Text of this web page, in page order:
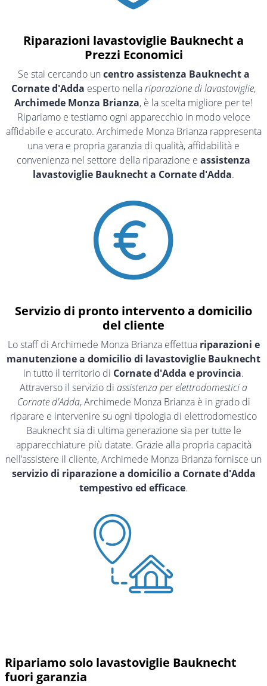
Riparazioni lavastoviglie Bauknecht a
Prezzi Economici
Se stai cercando un centro assistenza Bauknecht a
Cornate d'Adda esperto nellariparazione di lavastoviglie,
Archimede Monza Brianza, è la scelta migliore per te!
Ripariamo e testiamo ogni apparecchio in modo veloce
affidabile e accurato. Archimede Monza Brianza rappresenta
una vera e propria garanzia di qualità, affidabilità e
convenienza nel settore della riparazione e assistenza
lavastoviglie Bauknecht a Cornate d'Adda.
Servizio di pronto intervento a domicilio
del cliente
Lo staff di Archimede Monza Brianza effettua riparazioni e
manutenzione a domicilio di lavastoviglie Bauknecht
in tutto il territorio di Cornate d'Adda e provincia.
Attraverso il servizio di assistenza per elettrodomestici a
Cornate d'Adda, Archimede Monza Brianza è in grado di
riparare e intervenire su ogni tipologia di elettrodomestico
Bauknecht sia di ultima generazione sia per tutte le
apparecchiature più datate. Grazie alla propria capacità
nell’assistere il cliente, Archimede Monza Brianza fornisce un
servizio di riparazione a domicilio a Cornate d'Adda
tempestivo ed efficace.
Ripariamo solo lavastoviglie Bauknecht
fuori garanzia